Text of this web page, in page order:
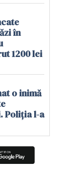
în
1200 lei
o inimă
Poliția l-a